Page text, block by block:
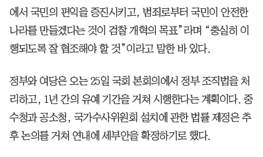
에서 국민의 편익을 증진시키고, 범죄로부터 국민이 안전한
나라를 만들겠다는 것이 검찰 개혁의 목표”라며 “충실히 이
행되도록 잘 협조해야 할 것”이라고 말한 바 있다.
정부와 여당은 오는 25일 국회 본회의에서 정부 조직법을 처
리하고, 1년 간의 유예 기간을 거쳐 시행한다는 계획이다. 중
수청과 공소청, 국가수사위원회 설치에 관한 법률 제정은 추
후 논의를 거쳐 연내에 세부안을 확정하기로 했다.